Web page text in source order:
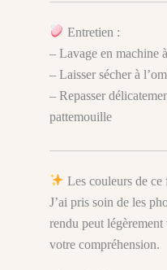
Entretien :
– Lavage en machine
– Laisser sécher à
– Repasser
pattemouille
Les couleurs de ce
J’ai pris soin de les
rendu peut
votre compréhension.